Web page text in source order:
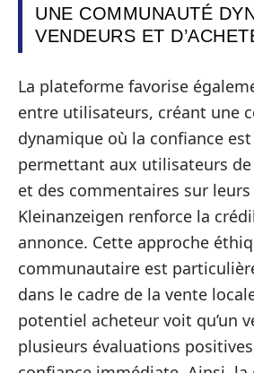
UNE COMMUNAUTÉ
VENDEURS ET
La plateforme favorise
entre utilisateurs, créant une
dynamique où la confiance
permettant aux utilisateurs de
et des commentaires sur
Kleinanzeigen renforce la
annonce. Cette approche
communautaire est
dans le cadre de la vente
potentiel acheteur voit qu’un
plusieurs évaluations